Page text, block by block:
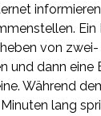
Ein
von
und dann eine
Während
lang